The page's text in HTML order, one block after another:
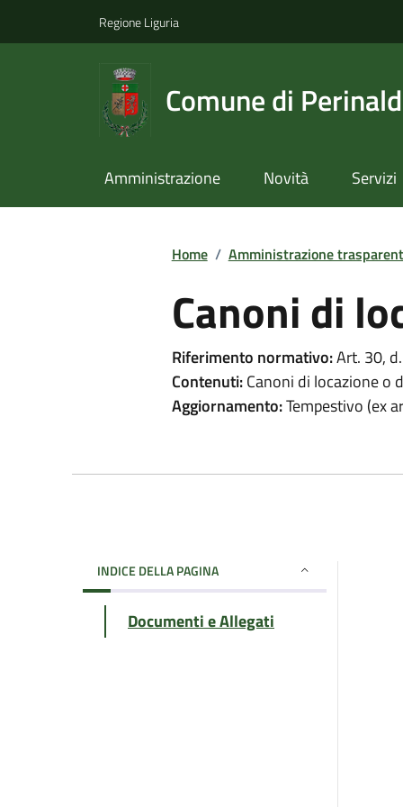
Regione Liguria
Comune di
Amministrazione Novità Servizi
Home / Amministrazione
Canoni di
Riferimento normativo:Art. 30,
Contenuti:Canoni di locazione o
Aggiornamento:Tempestivo (ex
INDICE DELLA PAGINA
Documenti e Allegati